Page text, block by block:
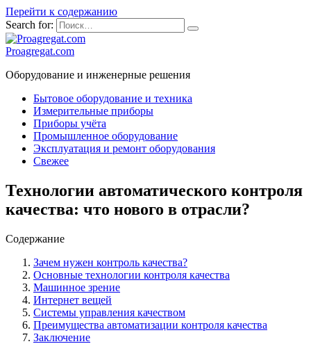
Перейти к содержанию
Search for:
Proagregat.com
Оборудование и инженерные решения
Бытовое оборудование и техника
Измерительные приборы
Приборы учёта
Промышленное оборудование
Эксплуатация и ремонт оборудования
Свежее
Технологии автоматического контроля
качества: что нового в отрасли?
Содержание
Зачем нужен контроль качества?
Основные технологии контроля качества
Машинное зрение
Интернет вещей
Системы управления качеством
Преимущества автоматизации контроля качества
Заключение